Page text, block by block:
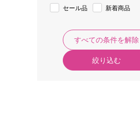
セール品 新着商品
すべての条件を解除
絞り込む